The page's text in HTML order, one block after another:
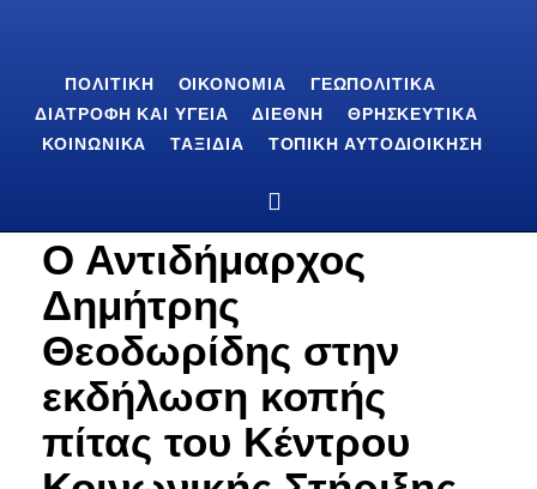
ΠΟΛΙΤΙΚΉ ΟΙΚΟΝΟΜΊΑ
ΓΕΩΠΟΛΙΤΙΚΆ
ΔΙΑΤΡΟΦΉ ΚΑΙ ΥΓΕΊΑ
ΔΙΕΘΝΉ
ΘΡΗΣΚΕΥΤΙΚΆ
ΚΟΙΝΩΝΙΚΆ
ΤΑΞΊΔΙΑ ΤΟΠΙΚΉ ΑΥΤΟΔΙΟΊΚΗΣΗ
Ο Αντιδήμαρχος
Δημήτρης
Θεοδωρίδης στην
εκδήλωση κοπής
πίτας του Κέντρου